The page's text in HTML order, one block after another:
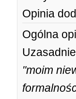
Opinia
Ogólna
"moim